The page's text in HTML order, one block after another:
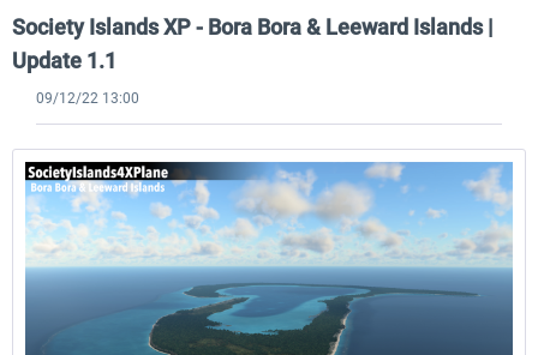
Society Islands XP - Bora Bora & Leeward Islands |
Update 1.1
09/12/22 13:00